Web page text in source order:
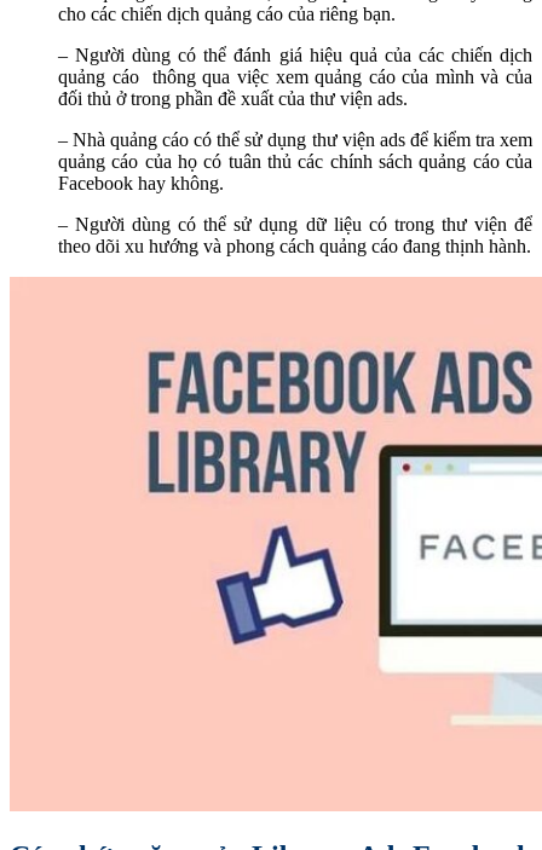
cho các chiến dịch quảng cáo của riêng bạn.
– Người dùng có thể đánh giá hiệu quả của các chiến dịch
quảng cáo thông qua việc xem quảng cáo của mình và của
đối thủ ở trong phần đề xuất của thư viện ads.
– Nhà quảng cáo có thể sử dụng thư viện ads để kiểm tra xem
quảng cáo của họ có tuân thủ các chính sách quảng cáo của
Facebook hay không.
– Người dùng có thể sử dụng dữ liệu có trong thư viện để
theo dõi xu hướng và phong cách quảng cáo đang thịnh hành.